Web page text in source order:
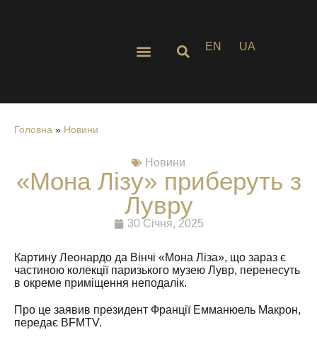
EN UA
Головна » Новини
Новини
«Мона Лізу» приберуть з
Лувру
30 Січня, 2025
Картину Леонардо да Вінчі «Мона Ліза», що зараз є
частиною колекції паризького музею Лувр, перенесуть
в окреме приміщення неподалік.
Про це заявив президент Франції Емманюель Макрон,
передає BFMTV.